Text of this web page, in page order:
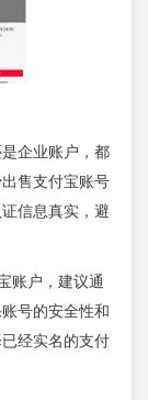
企业账户，都
售支付宝账号
信息真实，避
账户，建议通
号的安全性和
经实名的支付